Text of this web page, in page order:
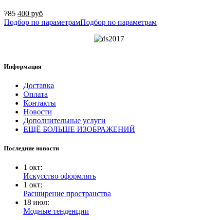
785 400 руб
Подбор по параметрамПодбор по параметрам
Информация
Доставка
Оплата
Контакты
Новости
Дополнительные услуги
ЕЩЁ БОЛЬШЕ ИЗОБРАЖЕНИЙ
Последние новости
1 окт:
Искусство оформлять
1 окт:
Расширение пространства
18 июл:
Модные тенденции